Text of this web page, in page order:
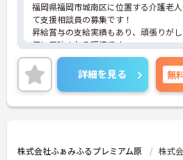
福岡県福岡市城南区に位置する介護老
て支援相談員の募集です！
昇給賞与の支給実績もあり、頑張りが
価に反映される環境です。
ご興味ある方には、面接対策ポイント
詳細をお話しいたしますのでお気軽にご
い！
詳細を見る 無
株式会社ふぁみふるプレミアム原 株式